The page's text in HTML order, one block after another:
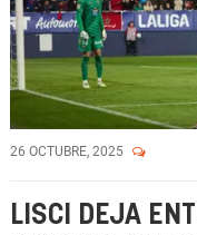
26 OCTUBRE, 2025
LISCI DEJA